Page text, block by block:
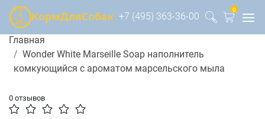
+7 (495) 363-36-00
0
Главная
Wonder White Marseille Soap наполнитель
комкующийся c ароматом марсельского мыла
0 отзывов